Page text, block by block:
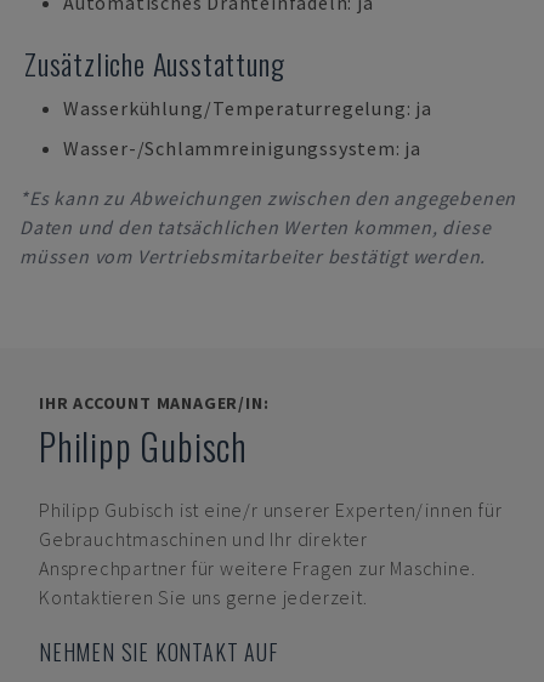
Zusätzliche Ausstattung
Wasserkühlung/Temperaturregelung: ja
Wasser-/Schlammreinigungssystem: ja
*Es kann zu Abweichungen zwischen den angegebenen
Daten und den tatsächlichen Werten kommen, diese
müssen vom Vertriebsmitarbeiter bestätigt werden.
IHR ACCOUNT MANAGER/IN:
Philipp Gubisch
Philipp Gubisch ist eine/r unserer Experten/innen für
Gebrauchtmaschinen und Ihr direkter
Ansprechpartner für weitere Fragen zur Maschine.
Kontaktieren Sie uns gerne jederzeit.
NEHMEN SIE KONTAKT AUF